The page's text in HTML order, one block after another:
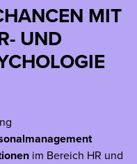
MIT
UND
im Bereich HR und